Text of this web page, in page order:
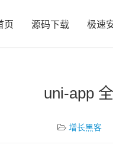
页 源码下载 极速
uni-app
增长黑客